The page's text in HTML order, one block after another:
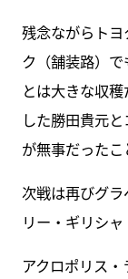
残念ながらト
ク（舗装路）
とは大きな収
した勝田貴元
が無事だったこ
次戦は再びグ
リー・ギリシャ
アクロポリス